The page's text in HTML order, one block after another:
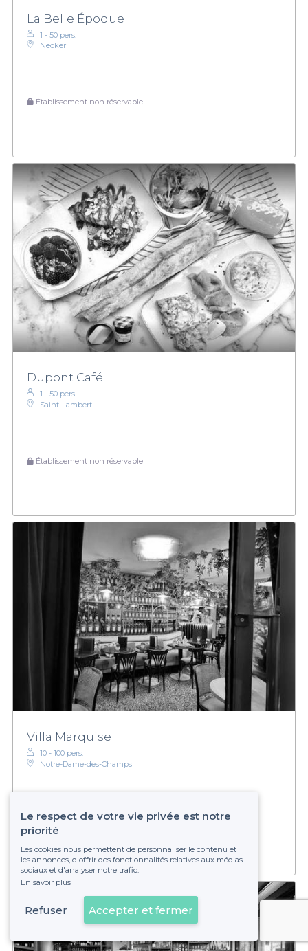
La Belle Époque
1 - 50 pers.
Necker
Établissement non réservable
Dupont Café
1 - 50 pers.
Saint-Lambert
Établissement non réservable
Villa Marquise
10 - 100 pers.
Notre-Dame-des-Champs
Établissement non réservable
Voir sur la carte
Le respect de votre vie privée est notre
priorité
Les cookies nous permettent de personnaliser le contenu et
les annonces, d'offrir des fonctionnalités relatives aux médias
sociaux et d'analyser notre trafic.
En savoir plus
Refuser Accepter et fermer